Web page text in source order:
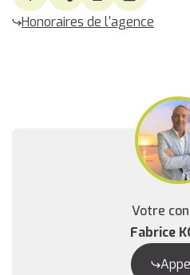
Honoraires de l'agence
Votre
Fabrice